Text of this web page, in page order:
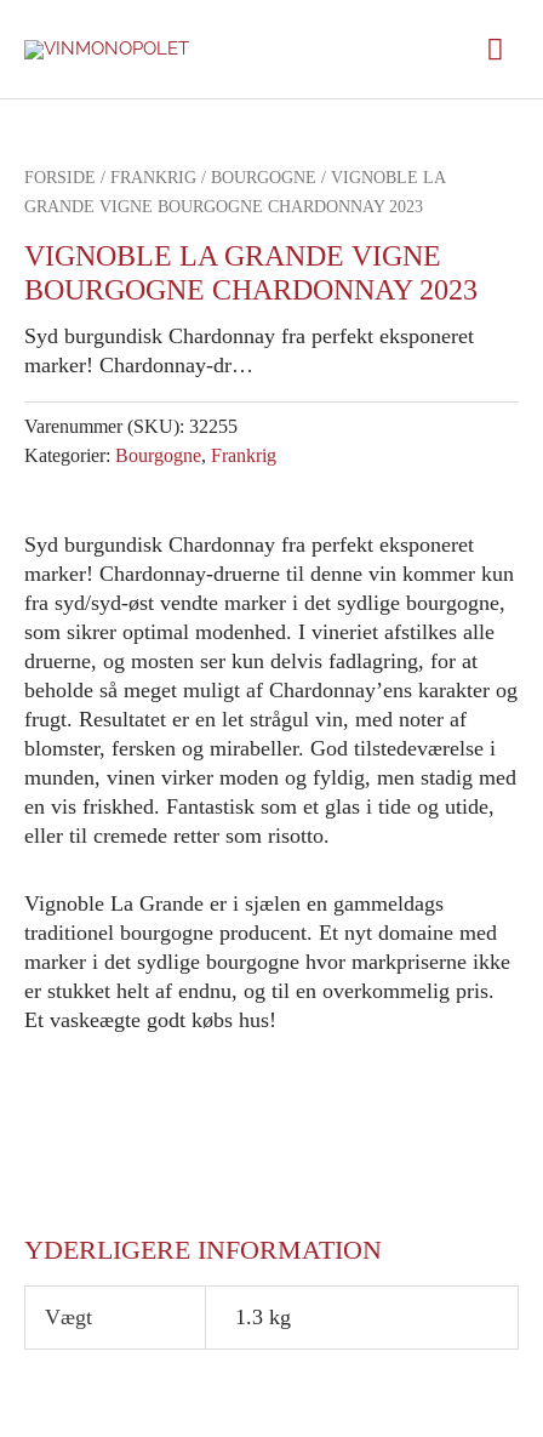
FORSIDE / FRANKRIG / BOURGOGNE / VIGNOBLE LA
GRANDE VIGNE BOURGOGNE CHARDONNAY 2023
VIGNOBLE LA GRANDE VIGNE
BOURGOGNE CHARDONNAY 2023
Syd burgundisk Chardonnay fra perfekt eksponeret
marker! Chardonnay-dr…
Varenummer (SKU): 32255
Kategorier: Bourgogne, Frankrig
Syd burgundisk Chardonnay fra perfekt eksponeret
marker! Chardonnay-druerne til denne vin kommer kun
fra syd/syd-øst vendte marker i det sydlige bourgogne,
som sikrer optimal modenhed. I vineriet afstilkes alle
druerne, og mosten ser kun delvis fadlagring, for at
beholde så meget muligt af Chardonnay’ens karakter og
frugt. Resultatet er en let strågul vin, med noter af
blomster, fersken og mirabeller. God tilstedeværelse i
munden, vinen virker moden og fyldig, men stadig med
en vis friskhed. Fantastisk som et glas i tide og utide,
eller til cremede retter som risotto.
Vignoble La Grande er i sjælen en gammeldags
traditionel bourgogne producent. Et nyt domaine med
marker i det sydlige bourgogne hvor markpriserne ikke
er stukket helt af endnu, og til en overkommelig pris.
Et vaskeægte godt købs hus!
YDERLIGERE INFORMATION
Vægt 1.3 kg